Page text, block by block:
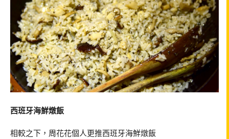
西班牙海鮮燉飯
相較之下，周花花個人更推西班牙海鮮燉飯